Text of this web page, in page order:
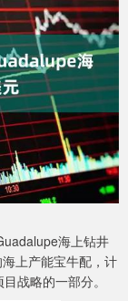
海上钻井
上产能宝牛配，计
战略的一部分。